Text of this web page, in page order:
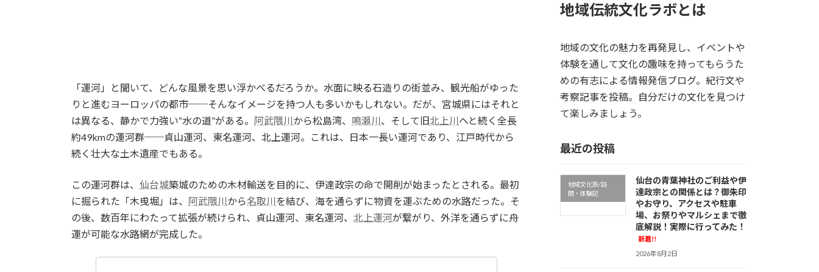
「運河」と聞いて、どんな風景を思い浮かべるだろうか。水面に映る石造りの街並み、観光船がゆった
りと進むヨーロッパの都市──そんなイメージを持つ人も多いかもしれない。だが、宮城県にはそれと
は異なる、静かで力強い“水の道”がある。 阿武隈川 から松島湾、 鳴瀬川 、そして旧北上川 へと続く全長
約49kmの運河群──貞山運河、東名運河、北上運河。これは、日本一長い運河であり、江戸時代から
続く壮大な土木遺産でもある。
この運河群は、 仙台城築城のための木材輸送を目的に、伊達政宗の命で開削が始まったとされる。最初
に掘られた「木曵堀」は、 阿武隈川 から名取川 を結び、海を通らずに物資を運ぶための水路だった。そ
の後、数百年にわたって拡張が続けられ、貞山運河、東名運河、 北上運河が繋がり、外洋を通らずに舟
運が可能な水路網が完成した。
地域伝統文化ラボとは
地域の文化の魅力を再発見し、イベントや
体験を通して文化の趣味を持ってもらうた
めの有志による情報発信ブログ。紀行文や
考察記事を投稿。自分だけの文化を見つけ
て楽しみましょう。
最近の投稿
地域文化旅/訪
問・体験記
仙台の青葉神社のご利益や伊
達政宗との関係とは？御朱印
やお守り、アクセスや駐車
場、お祭りやマルシェまで徹
底解説！実際に行ってみた！
新着!!
2026年8月2日